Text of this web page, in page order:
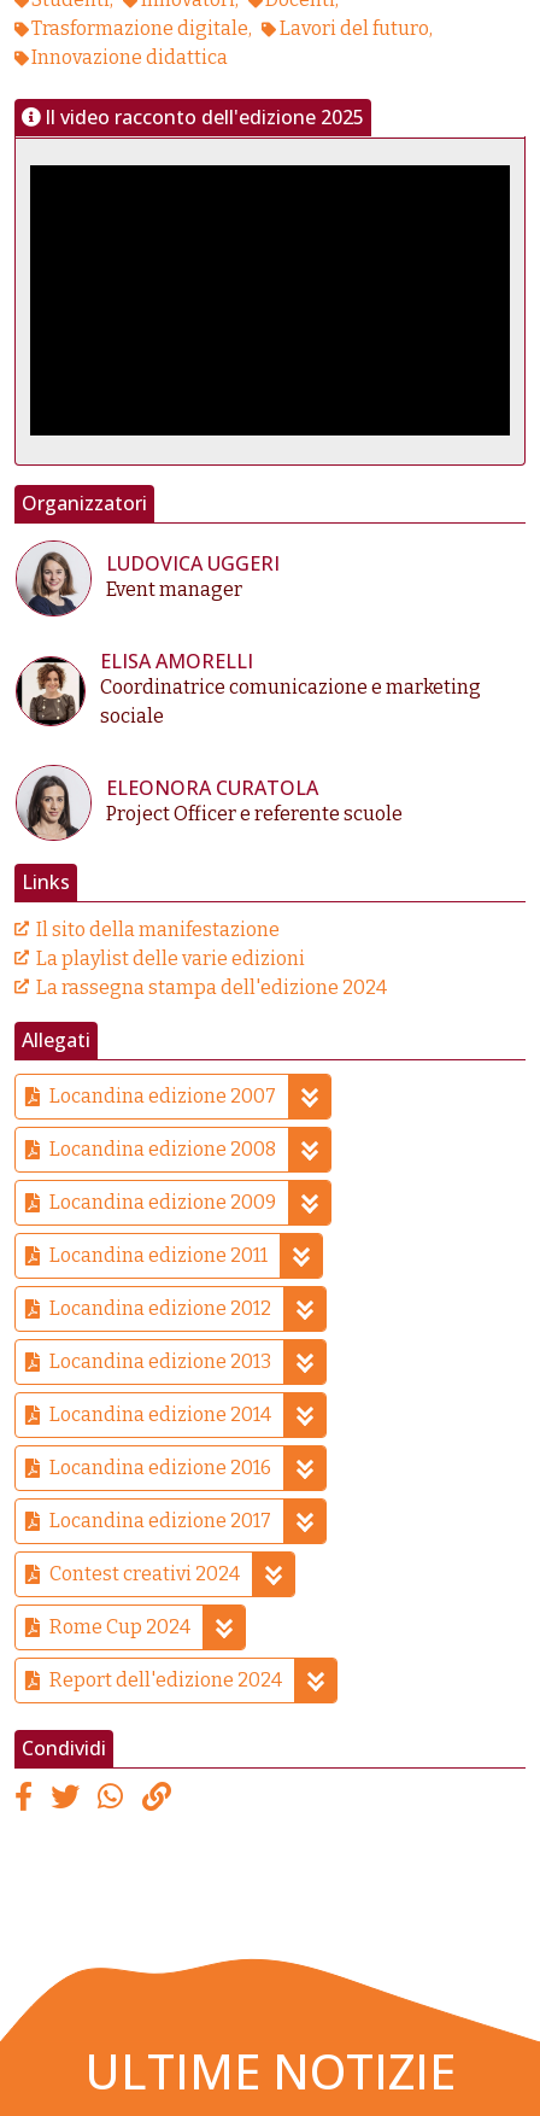
Trasformazione digitale
Lavori del futuro
Innovazione didattica
Il video racconto dell'edizione 2025
Organizzatori
LUDOVICA UGGERI
Event manager
ELISA AMORELLI
Coordinatrice comunicazione e marketing
sociale
ELEONORA CURATOLA
Project Officer e referente scuole
Links
Il sito della manifestazione
La playlist delle varie edizioni
La rassegna stampa dell'edizione 2024
Allegati
Locandina edizione 2007
Locandina edizione 2008
Locandina edizione 2009
Locandina edizione 2011
Locandina edizione 2012
Locandina edizione 2013
Locandina edizione 2014
Locandina edizione 2016
Locandina edizione 2017
Contest creativi 2024
Rome Cup 2024
Report dell'edizione 2024
Condividi
ULTIME NOTIZIE